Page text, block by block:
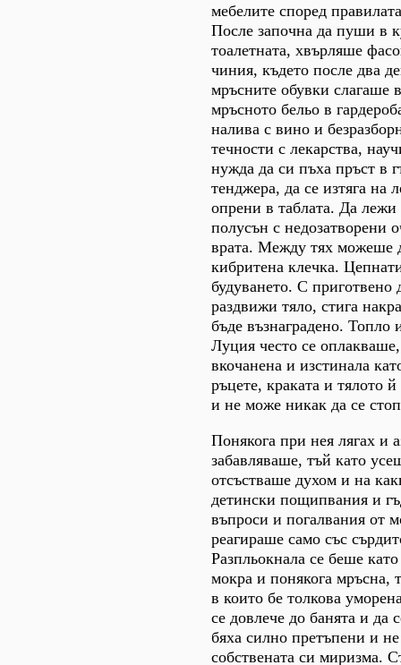
мебелите според
После започна да пуши в
тоалетната, хвърляше
чиния, където после два
мръсните обувки слагаше
мръсното бельо в
налива с вино и
течности с лекарства,
нужда да си пъха пръст в
тенджера, да се изтяга на
опрени в таблата. Да
полусън с недозатворени
врата. Между тях можеше
кибритена клечка.
будуването. С приготвено
раздвижи тяло, стига
бъде възнаградено. Топло
Луция често се
вкочанена и изстинала
ръцете, краката и тялото
и не може никак да се
Понякога при нея лягах и
забавляваше, тъй като
отсъстваше духом и на
детински пощипвания и
въпроси и погалвания от
реагираше само със
Разпльокнала се беше
мокра и понякога мръсна,
в които бе толкова
се довлече до банята и да
бяха силно претъпени и
собствената си миризма.